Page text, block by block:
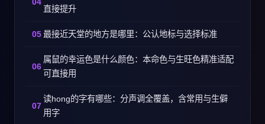
直接提升
最接近天堂的地方是哪里：公认地标与选择标准
属鼠的幸运色是什么颜色：本命色与生旺色精准适配
可直接用
读hong的字有哪些：分声调全覆盖，含常用与生僻
用字